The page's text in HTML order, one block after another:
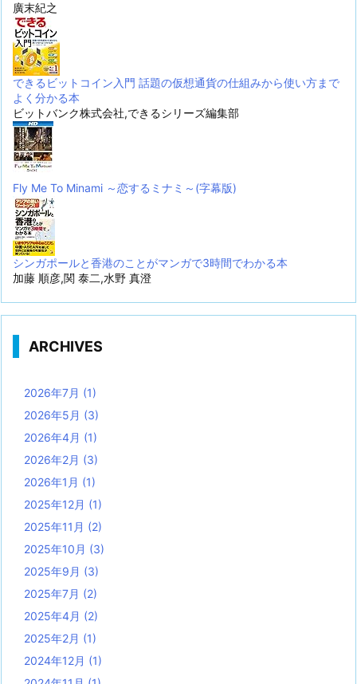
廣末紀之
できるビットコイン入門 話題の仮想通貨の仕組みから使い方まで
よく分かる本
ビットバンク株式会社,できるシリーズ編集部
Fly Me To Minami ～恋するミナミ～(字幕版)
シンガポールと香港のことがマンガで3時間でわかる本
加藤 順彦,関 泰二,水野 真澄
ARCHIVES
2026年7月 (1)
2026年5月 (3)
2026年4月 (1)
2026年2月 (3)
2026年1月 (1)
2025年12月 (1)
2025年11月 (2)
2025年10月 (3)
2025年9月 (3)
2025年7月 (2)
2025年4月 (2)
2025年2月 (1)
2024年12月 (1)